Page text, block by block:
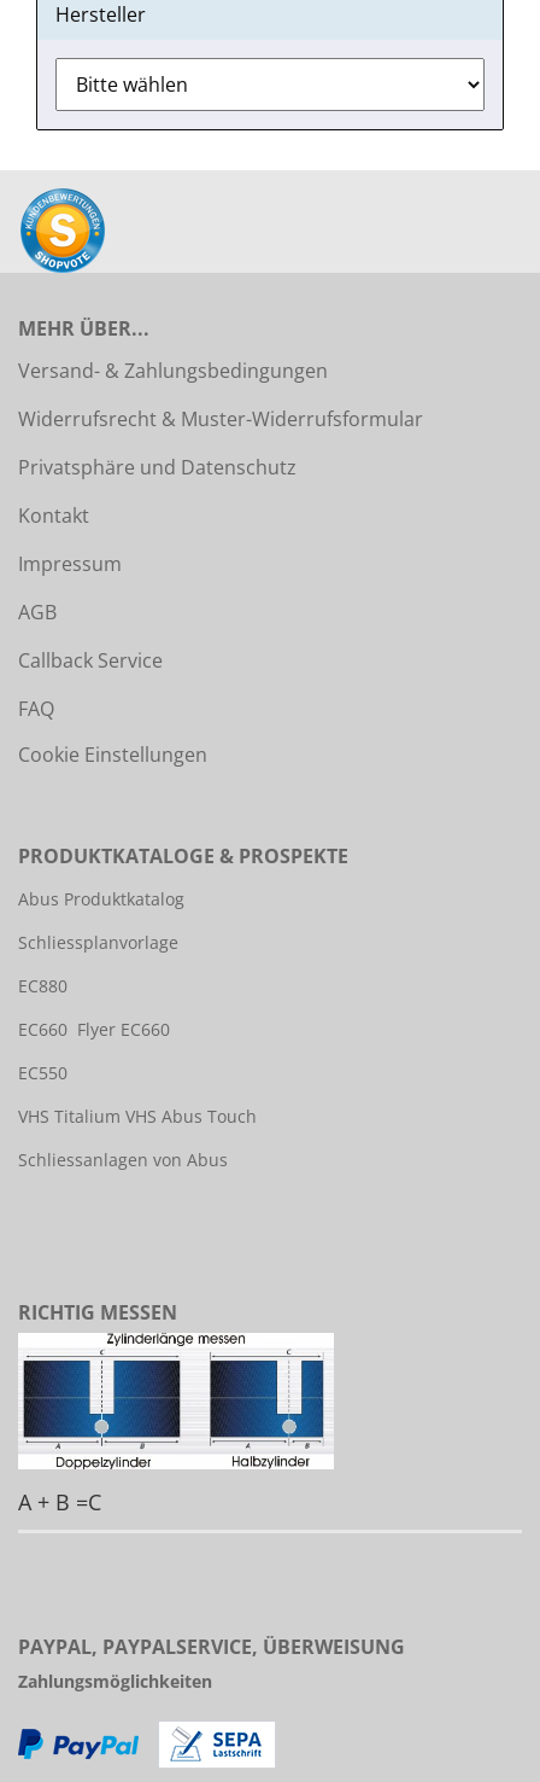
Hersteller
MEHR ÜBER...
Versand- & Zahlungsbedingungen
Widerrufsrecht & Muster-Widerrufsformular
Privatsphäre und Datenschutz
Kontakt
Impressum
AGB
Callback Service
FAQ
Cookie Einstellungen
PRODUKTKATALOGE & PROSPEKTE
Abus Produktkatalog
Schliessplanvorlage
EC880
EC660 Flyer EC660
EC550
VHS Titalium VHS Abus Touch
Schliessanlagen von Abus
RICHTIG MESSEN
A + B =C
PAYPAL, PAYPALSERVICE, ÜBERWEISUNG
Zahlungsmöglichkeiten